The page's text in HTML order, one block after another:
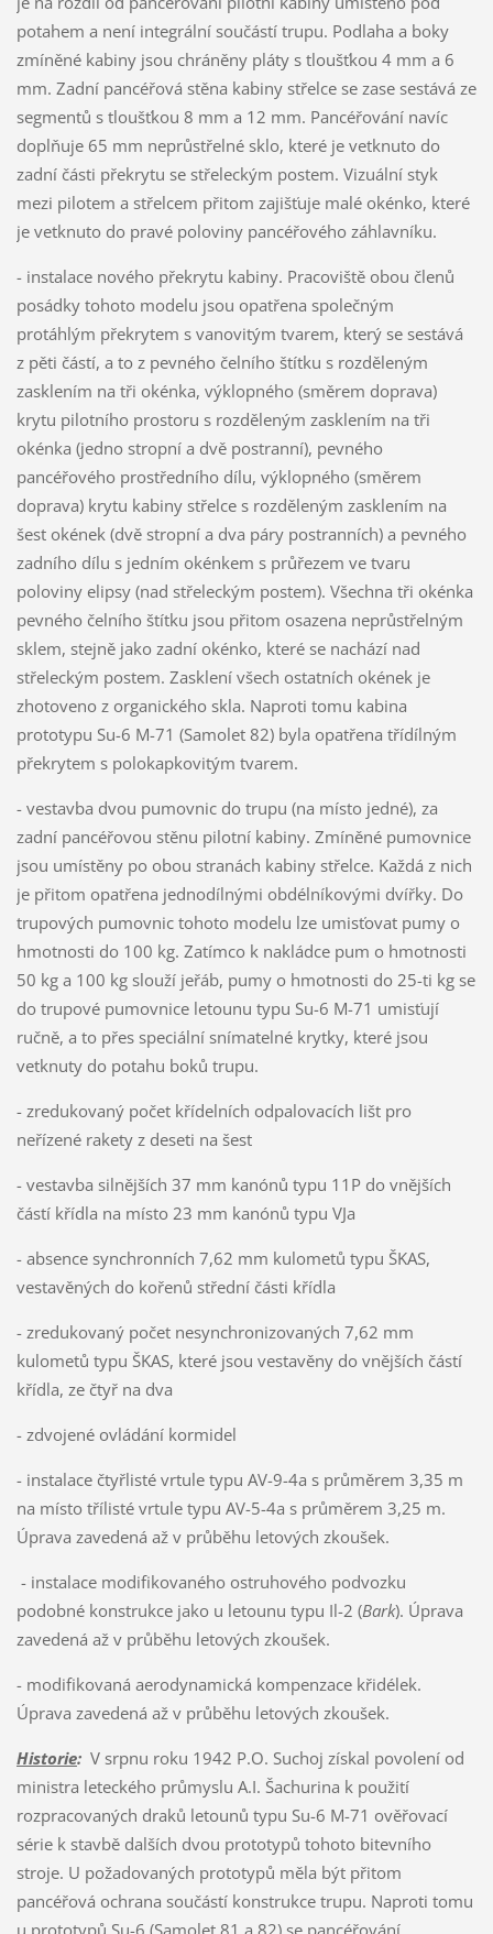
potahem a není integrální součástí trupu. Podlaha a boky
zmíněné kabiny jsou chráněny pláty s tloušťkou 4 mm a 6
mm. Zadní pancéřová stěna kabiny střelce se zase sestává ze
segmentů s tloušťkou 8 mm a 12 mm. Pancéřování navíc
doplňuje 65 mm neprůstřelné sklo, které je vetknuto do
zadní části překrytu se střeleckým postem. Vizuální styk
mezi pilotem a střelcem přitom zajišťuje malé okénko, které
je vetknuto do pravé poloviny pancéřového záhlavníku.
- instalace nového překrytu kabiny. Pracoviště obou členů
posádky tohoto modelu jsou opatřena společným
protáhlým překrytem s vanovitým tvarem, který se sestává
z pěti částí, a to z pevného čelního štítku s rozděleným
zasklením na tři okénka, výklopného (směrem doprava)
krytu pilotního prostoru s rozděleným zasklením na tři
okénka (jedno stropní a dvě postranní), pevného
pancéřového prostředního dílu, výklopného (směrem
doprava) krytu kabiny střelce s rozděleným zasklením na
šest okének (dvě stropní a dva páry postranních) a pevného
zadního dílu s jedním okénkem s průřezem ve tvaru
poloviny elipsy (nad střeleckým postem). Všechna tři okénka
pevného čelního štítku jsou přitom osazena neprůstřelným
sklem, stejně jako zadní okénko, které se nachází nad
střeleckým postem. Zasklení všech ostatních okének je
zhotoveno z organického skla. Naproti tomu kabina
prototypu Su-6 M-71 (Samolet 82) byla opatřena třídílným
překrytem s polokapkovitým tvarem.
- vestavba dvou pumovnic do trupu (na místo jedné), za
zadní pancéřovou stěnu pilotní kabiny. Zmíněné pumovnice
jsou umístěny po obou stranách kabiny střelce. Každá z nich
je přitom opatřena jednodílnými obdélníkovými dvířky. Do
trupových pumovnic tohoto modelu lze umisťovat pumy o
hmotnosti do 100 kg. Zatímco k nakládce pum o hmotnosti
50 kg a 100 kg slouží jeřáb, pumy o hmotnosti do 25-ti kg se
do trupové pumovnice letounu typu Su-6 M-71 umisťují
ručně, a to přes speciální snímatelné krytky, které jsou
vetknuty do potahu boků trupu.
- zredukovaný počet křídelních odpalovacích lišt pro
neřízené rakety z deseti na šest
- vestavba silnějších 37 mm kanónů typu 11P do vnějších
částí křídla na místo 23 mm kanónů typu VJa
- absence synchronních 7,62 mm kulometů typu ŠKAS,
vestavěných do kořenů střední části křídla
- zredukovaný počet nesynchronizovaných 7,62 mm
kulometů typu ŠKAS, které jsou vestavěny do vnějších částí
křídla, ze čtyř na dva
- zdvojené ovládání kormidel
- instalace čtyřlisté vrtule typu AV-9-4a s průměrem 3,35 m
na místo třílisté vrtule typu AV-5-4a s průměrem 3,25 m.
Úprava zavedená až v průběhu letových zkoušek.
- instalace modifikovaného ostruhového podvozku
podobné konstrukce jako u letounu typu Il-2 (Bark). Úprava
zavedená až v průběhu letových zkoušek.
- modifikovaná aerodynamická kompenzace křidélek.
Úprava zavedená až v průběhu letových zkoušek.
Historie:V srpnu roku 1942 P.O. Suchoj získal povolení od
ministra leteckého průmyslu A.I. Šachurina k použití
rozpracovaných draků letounů typu Su-6 M-71 ověřovací
série k stavbě dalších dvou prototypů tohoto bitevního
stroje. U požadovaných prototypů měla být přitom
pancéřová ochrana součástí konstrukce trupu. Naproti tomu
u prototypů Su-6 (Samolet 81 a 82) se pancéřování